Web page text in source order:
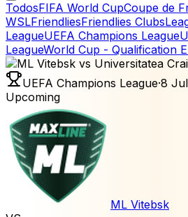
TodosFIFA World CupCoupe de
WSLFriendliesFriendlies Clubs
LeagueUEFA Champions League
LeagueWorld Cup - Qualification
UEFA Champions League·8
Upcoming
ML Vitebsk